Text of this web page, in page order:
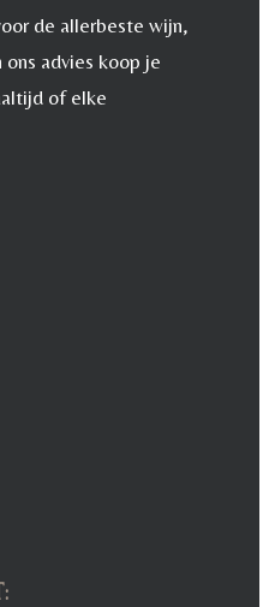
de allerbeste wijn,
ons advies koop je
of elke